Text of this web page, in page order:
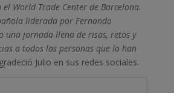
el World Trade Center de Barcelona.
liderada por Fernando
una jornada llena de risas, retos y
a todos las personas que lo han
Julio en sus redes sociales.